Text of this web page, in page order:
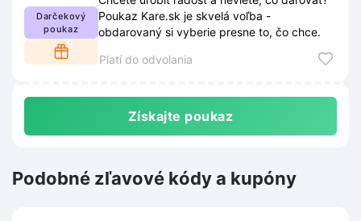
Darčekový
poukaz
Poukaz Kare.sk je skvelá voľba -
obdarovaný si vyberie presne to, čo chce.
Platí do odvolania
Získajte poukaz
Podobné zľavové kódy a kupóny